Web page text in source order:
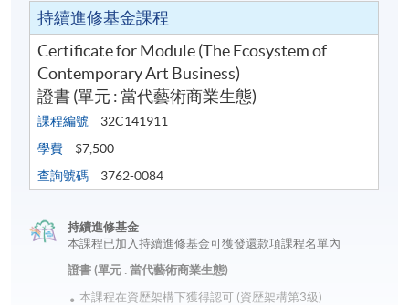
3小時
報名代碼 2440-AT017A
現時接受報名
日期 / 時間
Xavier MAN, 2023年課程畢業生
持續進修基金課程
Certificate for Module (The Ecosystem of
Contemporary Art Business)
證書 (單元 : 當代藝術商業生態)
課程編號
32C141911
學費
$7,500
查詢號碼
3762-0084
持續進修基金
本課程已加入持續進修基金可獲發還款項課程名單內
證書 (單元 : 當代藝術商業生態)
本課程在資歴架構下獲得認可 (資歴架構第3級)